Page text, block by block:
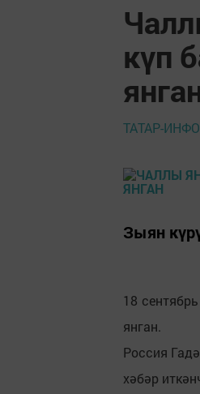
күп
ТАТАР-
Зыян
18
янган.
Россия
хәбәр